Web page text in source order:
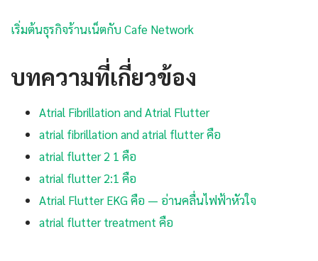
เริ่มต้นธุรกิจร้านเน็ตกับ Cafe Network
บทความที่เกี่ยวข้อง
Atrial Fibrillation and Atrial Flutter
atrial fibrillation and atrial flutter คือ
atrial flutter 2 1 คือ
atrial flutter 2:1 คือ
Atrial Flutter EKG คือ — อ่านคลื่นไฟฟ้าหัวใจ
atrial flutter treatment คือ